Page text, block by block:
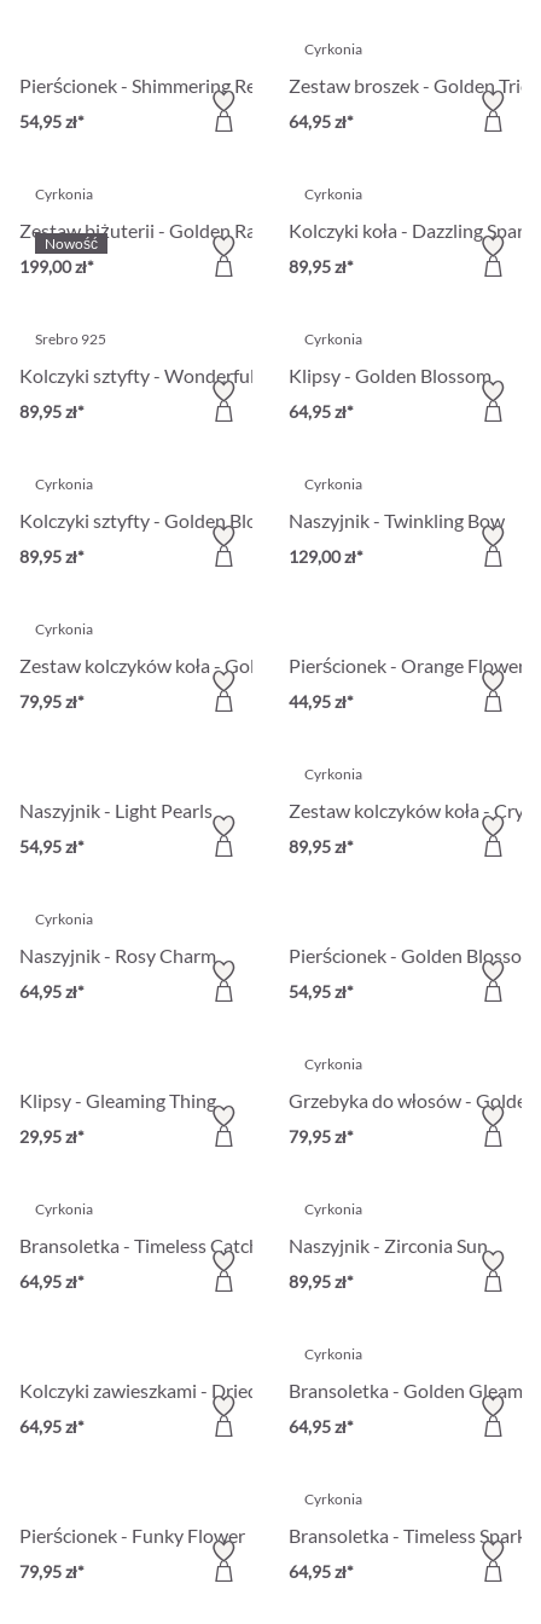
Pierścionek - Shimmering Reef
54,95 zł*
Cyrkonia
Zestaw broszek - Golden Trio
64,95 zł*
Nowość
Cyrkonia
Zestaw biżuterii - Golden Radiance
199,00 zł*
Cyrkonia
Kolczyki koła - Dazzling Spark
89,95 zł*
Srebro 925
Kolczyki sztyfty - Wonderful Ocean
89,95 zł*
Cyrkonia
Klipsy - Golden Blossom
64,95 zł*
Cyrkonia
Kolczyki sztyfty - Golden Blossom
89,95 zł*
Cyrkonia
Naszyjnik - Twinkling Bow
129,00 zł*
Cyrkonia
Zestaw kolczyków koła - Golden Allstars
79,95 zł*
Pierścionek - Orange Flower
44,95 zł*
Naszyjnik - Light Pearls
54,95 zł*
Cyrkonia
Zestaw kolczyków koła -
89,95 zł*
Cyrkonia
Naszyjnik - Rosy Charm
64,95 zł*
Pierścionek - Golden Blossom
54,95 zł*
Klipsy - Gleaming Thing
29,95 zł*
Cyrkonia
Grzebyka do włosów - Golden
79,95 zł*
Cyrkonia
Bransoletka - Timeless Catch
64,95 zł*
Cyrkonia
Naszyjnik - Zirconia Sun
89,95 zł*
Kolczyki zawieszkami - Dried Flowers
64,95 zł*
Cyrkonia
Bransoletka - Golden Gleam
64,95 zł*
Pierścionek - Funky Flower
79,95 zł*
Cyrkonia
Bransoletka - Timeless Sparkle
64,95 zł*